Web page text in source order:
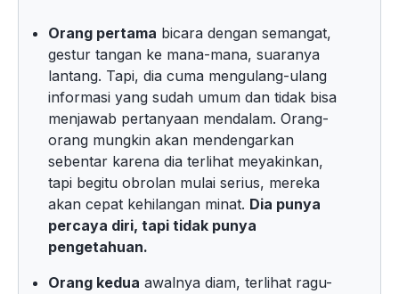
Orang pertama bicara dengan semangat,
gestur tangan ke mana-mana, suaranya
lantang. Tapi, dia cuma mengulang-ulang
informasi yang sudah umum dan tidak bisa
menjawab pertanyaan mendalam. Orang-
orang mungkin akan mendengarkan
sebentar karena dia terlihat meyakinkan,
tapi begitu obrolan mulai serius, mereka
akan cepat kehilangan minat. Dia punya
percaya diri, tapi tidak punya
pengetahuan.
Orang kedua awalnya diam, terlihat ragu-